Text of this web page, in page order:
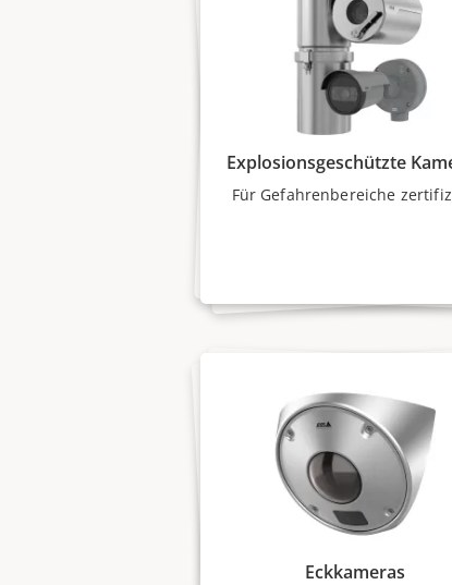
Explosionsgeschützte
Für Gefahrenbereiche
Eckkameras